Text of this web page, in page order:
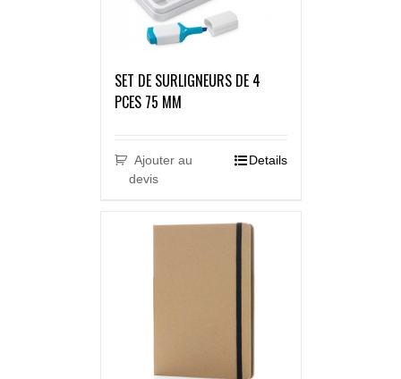
SET DE SURLIGNEURS DE 4
PCES 75 MM
Ajouter au
devis
Details